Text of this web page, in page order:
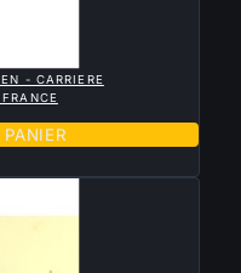
- CARRIERE